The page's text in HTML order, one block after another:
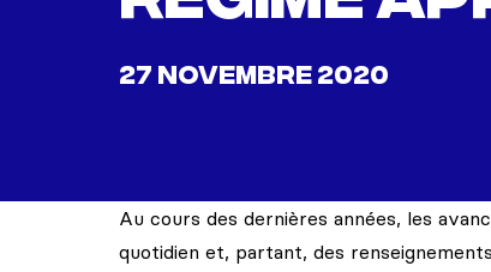
27 NOVEMBRE 2020
Au cours des dernières années, les
quotidien et, partant, des